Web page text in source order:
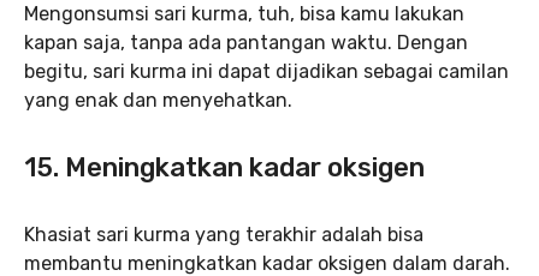
Mengonsumsi sari kurma, tuh, bisa kamu lakukan
kapan saja, tanpa ada pantangan waktu. Dengan
begitu, sari kurma ini dapat dijadikan sebagai camilan
yang enak dan menyehatkan.
15. Meningkatkan kadar oksigen
Khasiat sari kurma yang terakhir adalah bisa
membantu meningkatkan kadar oksigen dalam darah.